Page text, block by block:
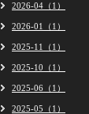
2026-04（1）
2026-01（1）
2025-11（1）
2025-10（1）
2025-06（1）
2025-05（1）